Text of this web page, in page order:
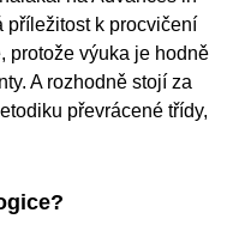
příležitost k procvičení
protože výuka je hodně
A rozhodně stojí za
převrácené třídy,